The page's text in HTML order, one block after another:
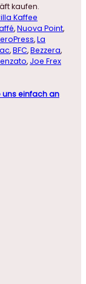
kaufen.
Kaffee
,Nuova Point,
,La
,BFC,Bezzera,
, Joe Frex
uns einfach an